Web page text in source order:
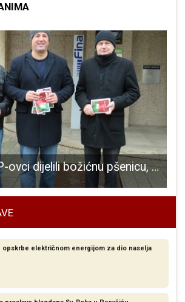
TUŽNO: SDP-ovci dijelili božićnu pšenicu, građani ih uglavnom izbjegavali!!!
opskrbe električnom energijom za dio naselja